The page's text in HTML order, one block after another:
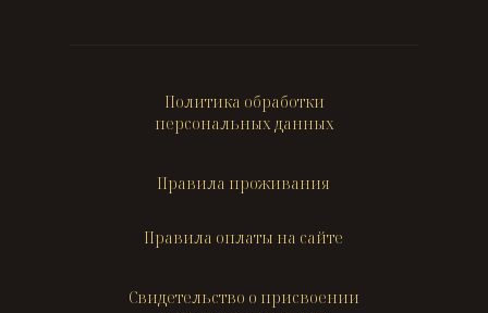
Политика обработки
персональных данных
Правила оплаты на сайте
Правила проживания
Свидетельство о присвоении